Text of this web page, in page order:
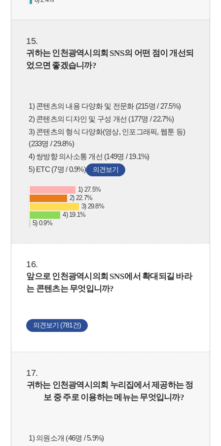
15.
귀하는 인천광역시의회 SNS의 어떤 점이 개선되
었으면 좋겠습니까?
1) 콘텐츠의 내용 다양화 및 전문화 (215명 / 27.5%)
2) 콘텐츠의 디자인 및 구성 개선 (177명 / 22.7%)
3) 콘텐츠의 형식 다양화(영상, 인포그래픽, 웹툰 등)
(233명 / 29.8%)
4) 쌍방향 의사소통 개선 (149명 / 19.1%)
5) ETC (7명 / 0.9%)
의견보기
1) 27.5%
2) 22.7%
3) 29.8%
4) 19.1%
5) 0.9%
16.
앞으로 인천광역시의회 SNS에서 확대되길 바라
는 콘텐츠는 무엇입니까?
의견보기 (781건)
17.
귀하는 인천광역시의회 누리집에서 제공하는 정
보 중 주로 이용하는 메뉴는 무엇입니까?
1) 의원소개 (46명 / 5.9%)